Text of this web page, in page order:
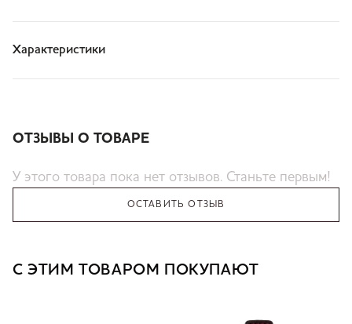
Характеристики
ОТЗЫВЫ О ТОВАРЕ
У этого товара пока нет отзывов. Станьте первым!
ОСТАВИТЬ ОТЗЫВ
С ЭТИМ ТОВАРОМ ПОКУПАЮТ